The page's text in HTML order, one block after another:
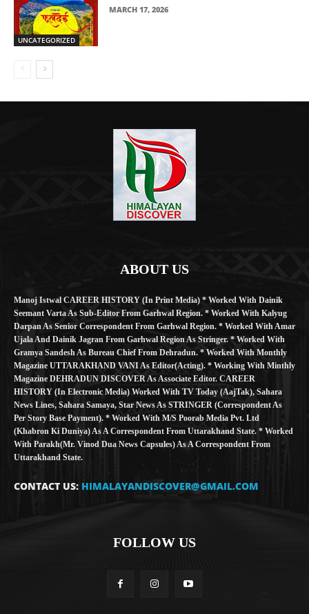
UNCATEGORIZED
MARCH 17, 2026
ABOUT US
Manoj Istwal CAREER HISTORY (in Print Media) * Worked With Dainik
Seemant Varta As Sub-Editor From Garhwal Region. * Worked With Kalyug
Darpan As Senior Correspondent From Garhwal Region. * Worked With Amar
Ujala And Dainik Jagran From Garhwal Region As Stringer. * Worked With
Gramya Sandesh As Bureau Chief From Dehradun. * Worked With Monthly
Magazine UTTARAKHAND VANI As Editor(Acting). * Working With Minthly
Magazine DEHRADUN DISCOVER As Associate Editor. CAREER
HISTORY (in Electronic Media) Worked With TV Today (AajTak), Sahara
News Lines, Sahara Samaya, Star News As STRINGER (Correspondent As
Per Story Base Payment). * Worked With M/S Poorab Media Pvt. Ltd
(Khabron Ki Duniya) As A Correspondent From Uttarakhand State. * Worked
With Parakh(Mr. Vinod Dua News Capsules) As A Correspondent From
Uttarakhand State.
CONTACT US: HIMALAYANDISCOVER@GMAIL.COM
FOLLOW US